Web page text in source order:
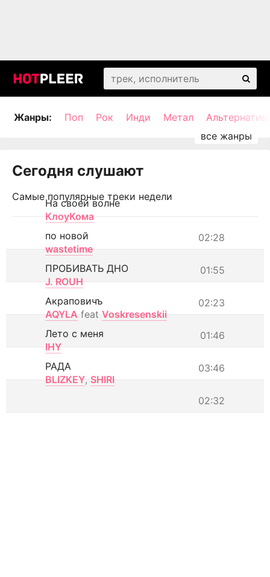
Жанры: Поп Рок Инди Метал
Сегодня слушают
Самые популярные треки недели
На своей волне
КлоуКома
02:28
по новой
wastetime
01:55
ПРОБИВАТЬ ДНО
J. ROUH
02:23
Акраповичъ
AQYLA feat Voskresenskii
01:46
Лето с меня
IHY
03:46
РАДА
BLIZKEY, SHIRI
02:32